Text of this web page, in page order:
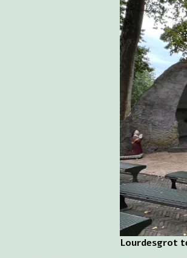
Lourdesgrot